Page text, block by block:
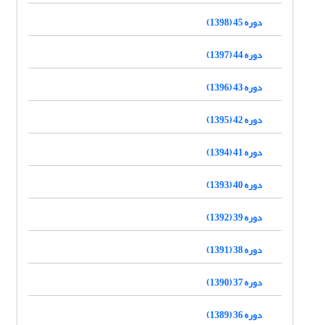
دوره 45 (1398)
دوره 44 (1397)
دوره 43 (1396)
دوره 42 (1395)
دوره 41 (1394)
دوره 40 (1393)
دوره 39 (1392)
دوره 38 (1391)
دوره 37 (1390)
دوره 36 (1389)